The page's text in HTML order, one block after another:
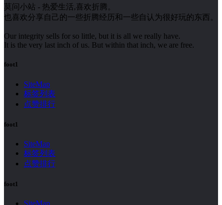
莫问小站 - 热爱生活,喜欢折腾。
也喜欢分享自己的一些折腾经历和一些自认为很好玩的东西。
Our integrity sells for so little, but it is all we really have.
It is the very last inch of us. But within that inch, we are free.
foot1
SiteMap
标签列表
点赞排行
foot1
SiteMap
标签列表
点赞排行
foot1